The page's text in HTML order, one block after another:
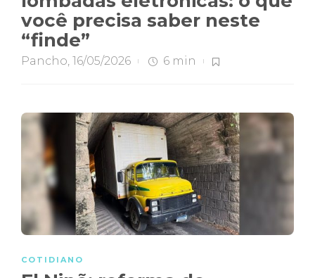
você precisa saber neste
“finde”
Pancho, 16/05/2026 6 min
COTIDIANO